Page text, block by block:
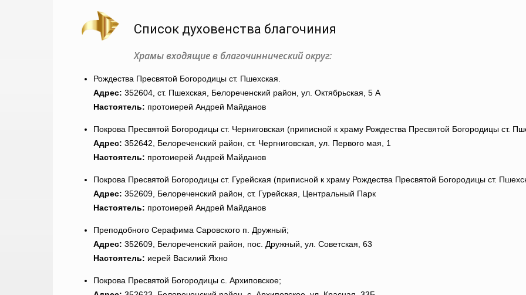
Список духовенства благочиния
Храмы входящие в благочиннический округ:
Рождества Пресвятой Богородицы ст. Пшехская.
Адрес: 352604, ст. Пшехская, Белореченский район, ул. Октябрьская, 5 А
Настоятель: протоиерей Андрей Майданов
Покрова Пресвятой Богородицы ст. Черниговская (приписной к храму Рождества Пресвятой Богородицы ст.
Адрес: 352642, Белореченский район, ст. Чергниговская, ул. Первого мая, 1
Настоятель: протоиерей Андрей Майданов
Покрова Пресвятой Богородицы ст. Гурейская (приписной к храму Рождества Пресвятой Богородицы ст.
Адрес: 352609, Белореченский район, ст. Гурейская, Центральный Парк
Настоятель: протоиерей Андрей Майданов
Преподобного Серафима Саровского п. Дружный;
Адрес: 352609, Белореченский район, пос. Дружный, ул. Советская, 63
Настоятель: иерей Василий Яхно
Покрова Пресвятой Богородицы с. Архиповское;